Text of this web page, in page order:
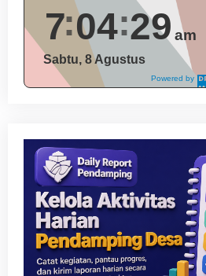
Powered by
DaysPedia.c
7 04 30 am
Sabtu, 8 Agustus